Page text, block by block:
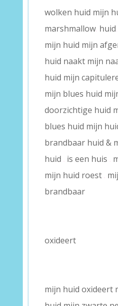
wolken huid mijn
marshmallow. huid.
mijn huid mijn
huid naakt mijn
huid mijn
mijn blues huid
doorzichtige huid
blues huid mijn
brandbaar huid &
huid . is een huis .
mijn huid roest .
brandbaar
oxideert
mijn huid oxideert